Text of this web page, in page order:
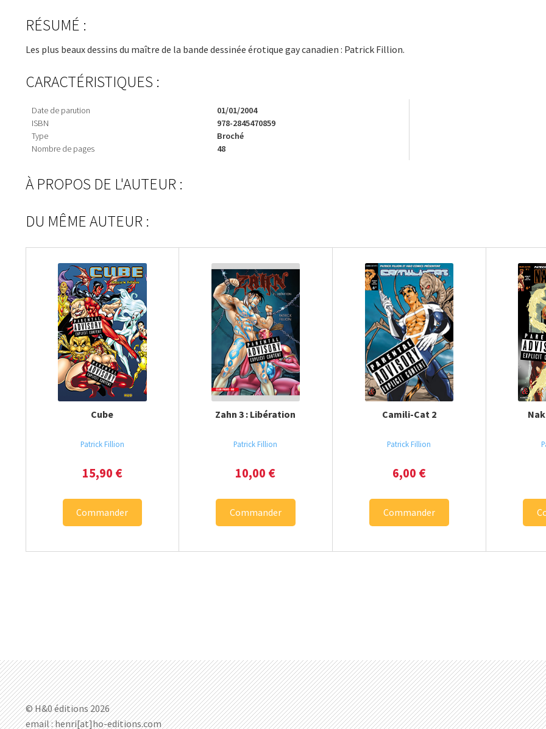
RÉSUMÉ :
Les plus beaux dessins du maître de la bande dessinée érotique gay canadien : Patrick Fillion.
CARACTÉRISTIQUES :
Date de parution
ISBN
Type
Nombre de pages
01/01/2004
978-2845470859
Broché
48
À PROPOS DE L'AUTEUR :
DU MÊME AUTEUR :
Cube
Patrick Fillion
15,90 €
Commander
Zahn 3 : Libération
Patrick Fillion
10,00 €
Commander
Camili-Cat 2
Patrick Fillion
6,00 €
Commander
© H&0 éditions 2026
email : henri[at]ho-editions.com